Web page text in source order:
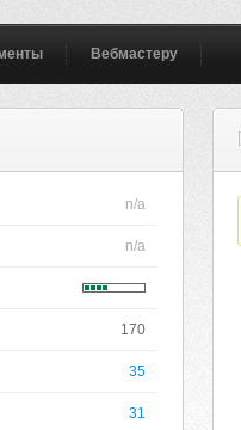
Вебмастеру
n/a
n/a
170
35
31